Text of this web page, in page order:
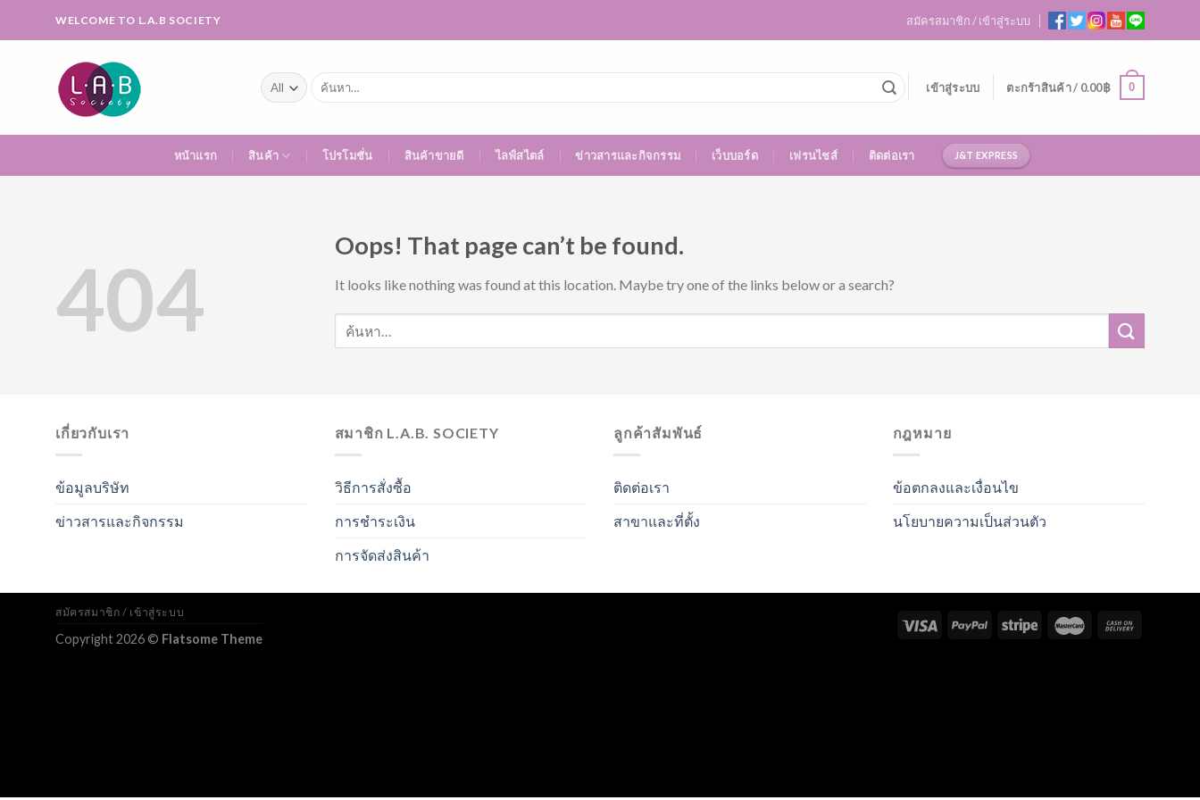
WELCOME TO L.A.B SOCIETY สมัครสมาชิก / เข้าสู่ระบบ
ค้นหา:
เข้าสู่ระบบ ตะกร้าสินค้า / 0.00฿ 0
หน้าแรก สินค้า โปรโมชั่น สินค้าขายดี ไลฟ์สไตล์ ข่าวสารและกิจกรรม เว็บบอร์ด เฟรนไชส์ ติดต่อเรา J&T EXPRESS
404
Oops! That page can’t be found.
It looks like nothing was found at this location. Maybe try one of the links below or a search?
เกี่ยวกับเรา
ข้อมูลบริษัท
ข่าวสารและกิจกรรม
สมาชิก L.A.B. SOCIETY
วิธีการสั่งซื้อ
การชำระเงิน
การจัดส่งสินค้า
ลูกค้าสัมพันธ์
ติดต่อเรา
สาขาและที่ตั้ง
กฎหมาย
ข้อตกลงและเงื่อนไข
นโยบายความเป็นส่วนตัว
สมัครสมาชิก / เข้าสู่ระบบ
Copyright 2026 © Flatsome Theme